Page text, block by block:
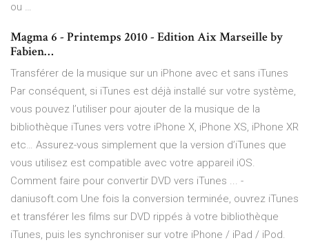
ou …
Magma 6 - Printemps 2010 - Edition Aix Marseille by
Fabien…
Transférer de la musique sur un iPhone avec et sans iTunes
Par conséquent, si iTunes est déjà installé sur votre système,
vous pouvez l’utiliser pour ajouter de la musique de la
bibliothèque iTunes vers votre iPhone X, iPhone XS, iPhone XR
etc… Assurez-vous simplement que la version d’iTunes que
vous utilisez est compatible avec votre appareil iOS.
Comment faire pour convertir DVD vers iTunes ... -
daniusoft.com Une fois la conversion terminée, ouvrez iTunes
et transférer les films sur DVD rippés à votre bibliothèque
iTunes, puis les synchroniser sur votre iPhone / iPad / iPod.